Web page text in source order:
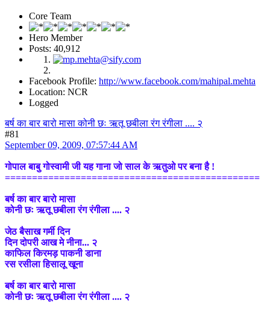
Core Team
Hero Member
Posts: 40,912
Facebook Profile: http://www.facebook.com/mahipal.mehta
Location: NCR
Logged
बर्ष का बार बारो मासा कोनी छः ऋतू छबीला रंग रंगीला .... २
#81
September 09, 2009, 07:57:44 AM
गोपाल बाबु गोस्वामी जी यह गाना जो साल के ऋतुओ पर बना है !
===============================================
बर्ष का बार बारो मासा
कोनी छः ऋतू छबीला रंग रंगीला .... २
जेठ बैसाख गर्मी दिन
दिन दोपरी आख मे नीना... २
काफिल किरमड़ पाकनी डाना
रस रसीला हिसालू खूना
बर्ष का बार बारो मासा
कोनी छः ऋतू छबीला रंग रंगीला .... २